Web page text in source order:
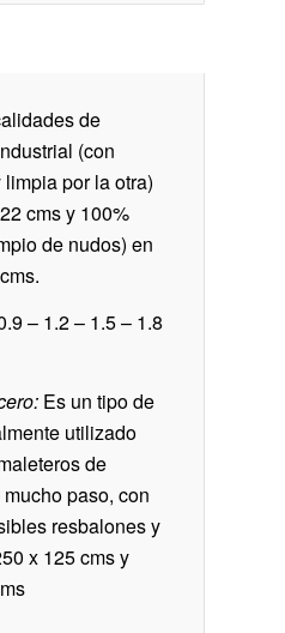
de
(con
por la otra)
cms y 100%
de nudos) en
– 1.2 – 1.5 – 1.8
Es un tipo de
utilizado
de
paso, con
resbalones y
x 125 cms y